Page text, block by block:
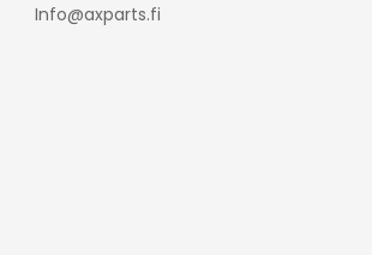
Info@axparts.fi